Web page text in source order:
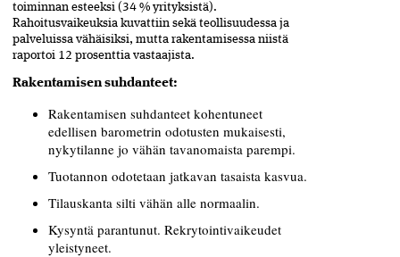
toiminnan esteeksi (34 % yrityksistä).
Rahoitusvaikeuksia kuvattiin sekä teollisuudessa ja
palveluissa vähäisiksi, mutta rakentamisessa niistä
raportoi 12 prosenttia vastaajista.
Rakentamisen suhdanteet:
Rakentamisen suhdanteet kohentuneet
edellisen barometrin odotusten mukaisesti,
nykytilanne jo vähän tavanomaista parempi.
Tuotannon odotetaan jatkavan tasaista kasvua.
Tilauskanta silti vähän alle normaalin.
Kysyntä parantunut. Rekrytointivaikeudet
yleistyneet.